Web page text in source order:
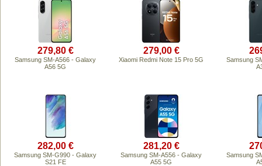
279,80 €
Samsung SM-A566 - Galaxy
A56 5G
279,00 €
Xiaomi Redmi Note 15 Pro 5G
Samsung
282,00 €
Samsung SM-G990 - Galaxy
S21 FE
281,20 €
Samsung SM-A556 - Galaxy
A55 5G
Samsung